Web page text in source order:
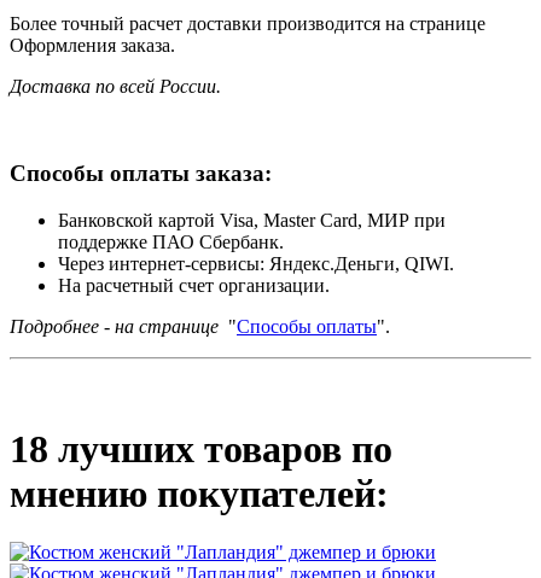
Более точный расчет доставки производится на странице
Оформления заказа.
Доставка по всей России.
Способы оплаты заказа:
Банковской картой Visa, Master Card, МИР при
поддержке ПАО Сбербанк.
Через интернет-сервисы: Яндекс.Деньги, QIWI.
На расчетный счет организации.
Подробнее - на странице "Способы оплаты".
18 лучших товаров по
мнению покупателей: